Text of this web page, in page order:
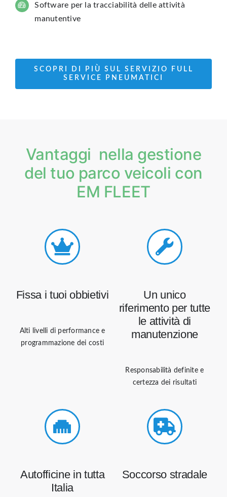
Software per la tracciabilità delle attività
manutentive
SCOPRI DI PIÙ SUL SERVIZIO FULL
SERVICE PNEUMATICI
Vantaggi nella gestione
del tuo parco veicoli con
EM FLEET
Fissa i tuoi obbietivi
Alti livelli di performance e
programmazione dei costi
Un unico
riferimento per tutte
le attività di
manutenzione
Responsabilità definite e
certezza dei risultati
Autofficine in tutta
Italia
Soccorso stradale